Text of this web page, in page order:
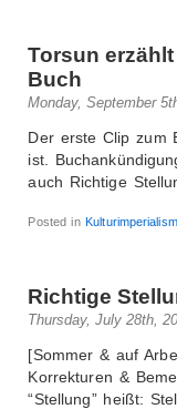
Torsun
Buch
Monday, September
Der erste Clip zum
ist.
auch Richtige
Posted in
Richtige
Thursday, July 28th,
[Sommer & auf
Korrekturen &
“Stellung” heißt: